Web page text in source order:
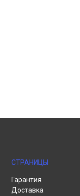
СТРАНИЦЫ
Гарантия
Доставка